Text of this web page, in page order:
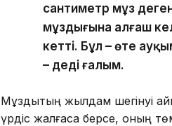
сантиметр мұз
мұздығына алғаш
кетті. Бұл – өте
– деді ғалым.
Мұздықтың жылдам шегінуі
үрдіс жалғаса берсе, оның